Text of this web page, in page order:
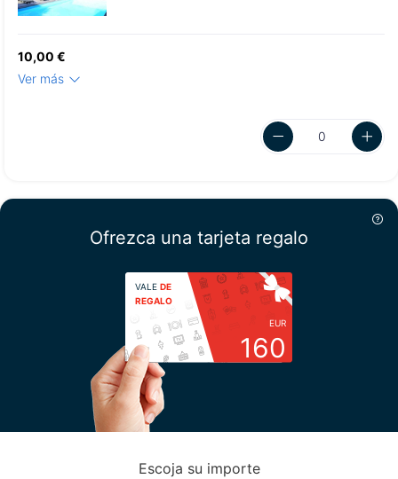
10,00 €
Ver más
Ofrezca una tarjeta regalo
VALE DE
REGALO
EUR
160
Escoja su importe